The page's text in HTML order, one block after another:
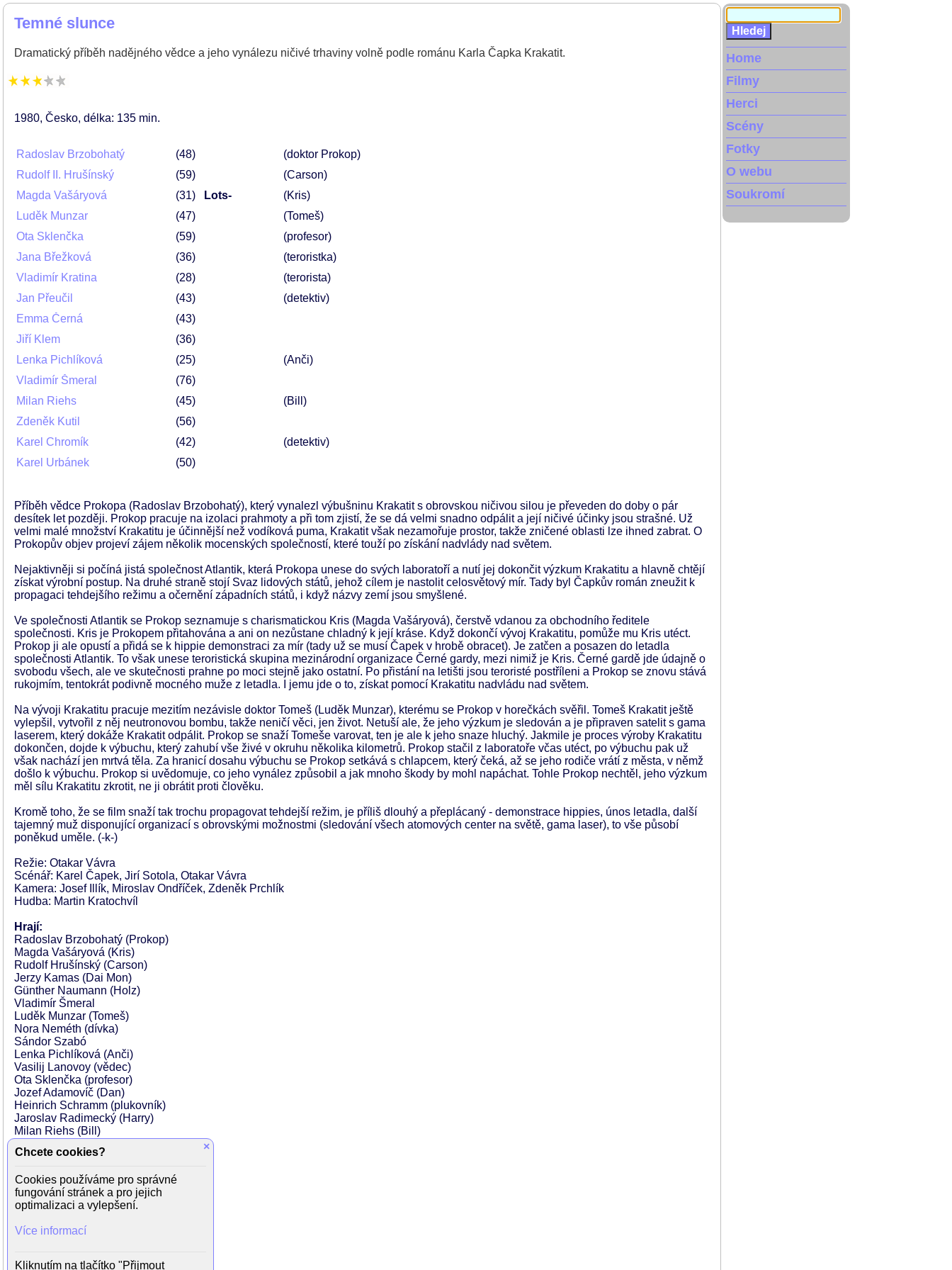
Temné slunce
Dramatický příběh nadějného vědce a jeho vynálezu ničivé trhaviny volně podle románu Karla Čapka Krakatit.
1980 Česko délka: 135 min
Radoslav Brzobohatý 48
(doktor Prokop)
Rudolf II. Hrušínský
59
(Carson)
Magda Vašáryová
31 Lots-
(Kris)
Luděk Munzar
47
(Tomeš)
Ota Sklenčka
59
(profesor)
Jana Břežková
36
(teroristka)
Vladimír Kratina
28
(terorista)
Jan Přeučil
43
(detektiv)
Emma Černá
43
Jiří Klem
36
Lenka Pichlíková
25
(Anči)
Vladimír Šmeral
76
Milan Riehs
45
(Bill)
Zdeněk Kutil
56
Karel Chromík
42
(detektiv)
Karel Urbánek
50
Příběh vědce Prokopa (Radoslav Brzobohatý), který vynalezl výbušninu Krakatit s obrovskou ničivou silou je převeden do doby o pár
desítek let později. Prokop pracuje na izolaci prahmoty a při tom zjistí, že se dá velmi snadno odpálit a její ničivé účinky jsou strašné. Už
velmi malé množství Krakatitu je účinnější než vodíková puma, Krakatit však nezamořuje prostor, takže zničené oblasti lze ihned zabrat. O
Prokopův objev projeví zájem několik mocenských společností, které touží po získání nadvlády nad světem.
Nejaktivněji si počíná jistá společnost Atlantik, která Prokopa unese do svých laboratoří a nutí jej dokončit výzkum Krakatitu a hlavně chtějí
získat výrobní postup. Na druhé straně stojí Svaz lidových států, jehož cílem je nastolit celosvětový mír. Tady byl Čapkův román zneužit k
propagaci tehdejšího režimu a očernění západních států, i když názvy zemí jsou smyšlené.
Ve společnosti Atlantik se Prokop seznamuje s charismatickou Kris (Magda Vašáryová), čerstvě vdanou za obchodního ředitele
společnosti. Kris je Prokopem přitahována a ani on nezůstane chladný k její kráse. Když dokončí vývoj Krakatitu, pomůže mu Kris utéct.
Prokop ji ale opustí a přidá se k hippie demonstraci za mír (tady už se musí Čapek v hrobě obracet). Je zatčen a posazen do letadla
společnosti Atlantik. To však unese teroristická skupina mezinárodní organizace Černé gardy, mezi nimiž je Kris. Černé gardě jde údajně o
svobodu všech, ale ve skutečnosti prahne po moci stejně jako ostatní. Po přistání na letišti jsou teroristé postříleni a Prokop se znovu stává
rukojmím, tentokrát podivně mocného muže z letadla. I jemu jde o to, získat pomocí Krakatitu nadvládu nad světem.
Na vývoji Krakatitu pracuje mezitím nezávisle doktor Tomeš (Luděk Munzar), kterému se Prokop v horečkách svěřil. Tomeš Krakatit ještě
vylepšil, vytvořil z něj neutronovou bombu, takže neničí věci, jen život. Netuší ale, že jeho výzkum je sledován a je připraven satelit s gama
laserem, který dokáže Krakatit odpálit. Prokop se snaží Tomeše varovat, ten je ale k jeho snaze hluchý. Jakmile je proces výroby Krakatitu
dokončen, dojde k výbuchu, který zahubí vše živé v okruhu několika kilometrů. Prokop stačil z laboratoře včas utéct, po výbuchu pak už
však nachází jen mrtvá těla. Za hranicí dosahu výbuchu se Prokop setkává s chlapcem, který čeká, až se jeho rodiče vrátí z města, v němž
došlo k výbuchu. Prokop si uvědomuje, co jeho vynález způsobil a jak mnoho škody by mohl napáchat. Tohle Prokop nechtěl, jeho výzkum
měl sílu Krakatitu zkrotit, ne ji obrátit proti člověku.
Kromě toho, že se film snaží tak trochu propagovat tehdejší režim, je příliš dlouhý a přeplácaný - demonstrace hippies, únos letadla, další
tajemný muž disponující organizací s obrovskými možnostmi (sledování všech atomových center na světě, gama laser), to vše působí
poněkud uměle. (-k-)
Režie: Otakar Vávra
Scénář: Karel Čapek, Jirí Sotola, Otakar Vávra
Kamera: Josef Illík, Miroslav Ondříček, Zdeněk Prchlík
Hudba: Martin Kratochvíl
Hrají:
Radoslav Brzobohatý (Prokop)
Magda Vašáryová (Kris)
Rudolf Hrušínský (Carson)
Jerzy Kamas (Dai Mon)
Günther Naumann (Holz)
Vladimír Šmeral
Luděk Munzar (Tomeš)
Nora Neméth (dívka)
Sándor Szabó
Lenka Pichlíková (Anči)
Vasilij Lanovoy (vědec)
Ota Sklenčka (profesor)
Jozef Adamovíč (Dan)
Heinrich Schramm (plukovník)
Jaroslav Radimecký (Harry)
Milan Riehs (Bill)
Eliška Sirová (holčička)
Rudolf Fleischer
Karel Urbánek
Petr Sedlák
Jana Brežková (teroristka)
Vladimír Kratina (terorista)
Home
Filmy
Herci
Scény
Fotky
O webu
Soukromí
×
Chcete cookies?
Cookies používáme pro správné
fungování stránek a pro jejich
optimalizaci a vylepšení.
Více informací
Kliknutím na tlačítko "Přijmout